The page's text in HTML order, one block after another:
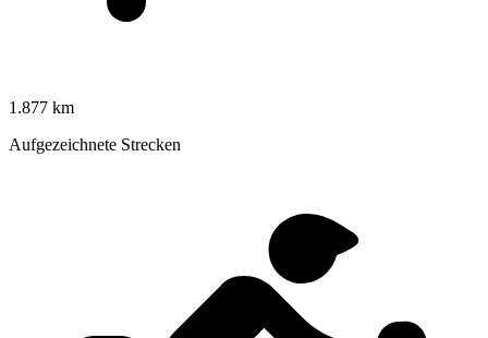
1.877 km
Aufgezeichnete Strecken